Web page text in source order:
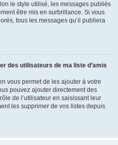
le style utilisé, les messages publiés
être mis en surbrillance. Si vous
tous les messages qu’il publiera
des utilisateurs de ma liste d’amis
vous permet de les ajouter à votre
pouvez ajouter directement des
de l’utilisateur en saisissant leur
les supprimer de vos listes depuis